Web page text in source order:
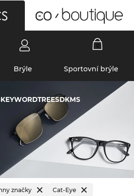
Brýle Sportovní brýle
značky Cat-Eye